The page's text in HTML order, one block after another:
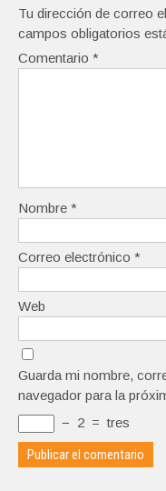
Tu dirección de correo
campos obligatorios
Comentario *
Nombre *
Correo electrónico *
Web
Guarda mi nombre,
navegador para la
− 2 = tres